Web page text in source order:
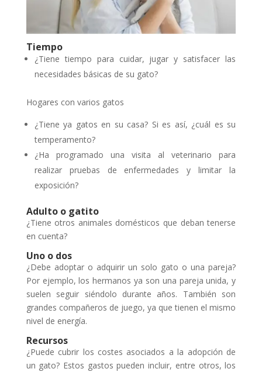
Tiempo
¿Tiene tiempo para cuidar, jugar y satisfacer las
necesidades básicas de su gato?
Hogares con varios gatos
¿Tiene ya gatos en su casa? Si es así, ¿cuál es su
temperamento?
¿Ha programado una visita al veterinario para
realizar pruebas de enfermedades y limitar la
exposición?
Adulto o gatito
¿Tiene otros animales domésticos que deban tenerse
en cuenta?
Uno o dos
¿Debe adoptar o adquirir un solo gato o una pareja?
Por ejemplo, los hermanos ya son una pareja unida, y
suelen seguir siéndolo durante años. También son
grandes compañeros de juego, ya que tienen el mismo
nivel de energía.
Recursos
¿Puede cubrir los costes asociados a la adopción de
un gato? Estos gastos pueden incluir, entre otros, los